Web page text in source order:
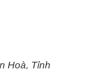
Hoà, Tỉnh